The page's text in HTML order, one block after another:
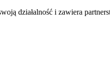
działalność i zawiera